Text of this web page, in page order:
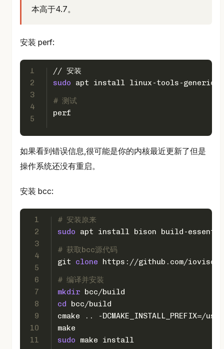
本高于4.7。
安装 perf:
1
2
3
4
5
// 安装
sudo apt install linux-tools-generic
# 测试
perf
如果看到错误信息,很可能是你的内核最近更新了但是
操作系统还没有重启。
安装 bcc:
1
2
3
4
5
6
7
8
9
10
11
# 安装原来
sudo apt install bison build-
# 获取bcc源代码
git clone https://github.com/
# 编译并安装
mkdir bcc/build
cd bcc/build
cmake .. -DCMAKE_INSTALL_PREFIX=/usr
make
sudo make install